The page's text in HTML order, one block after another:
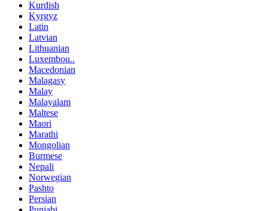
Kurdish
Kyrgyz
Latin
Latvian
Lithuanian
Luxembou..
Macedonian
Malagasy
Malay
Malayalam
Maltese
Maori
Marathi
Mongolian
Burmese
Nepali
Norwegian
Pashto
Persian